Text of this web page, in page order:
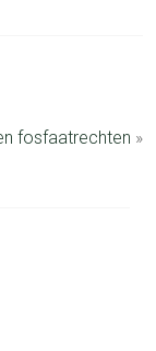
fosfaatrechten »